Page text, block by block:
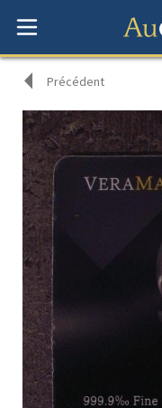
Précédent